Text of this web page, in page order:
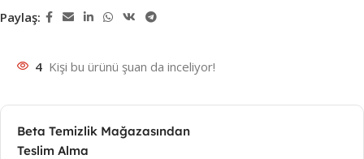
Paylaş:
4 Kişi bu ürünü şuan da inceliyor!
Beta Temizlik Mağazasından
Teslim Alma